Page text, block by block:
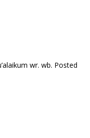
wr. wb. Posted